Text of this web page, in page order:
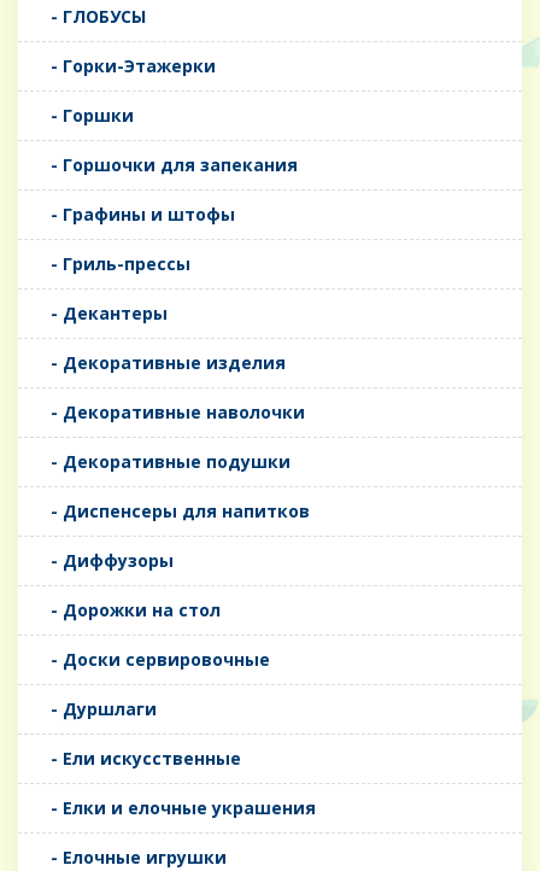
- ГЛОБУСЫ
- Горки-Этажерки
- Горшки
- Горшочки для запекания
- Графины и штофы
- Гриль-прессы
- Декантеры
- Декоративные изделия
- Декоративные наволочки
- Декоративные подушки
- Диспенсеры для напитков
- Диффузоры
- Дорожки на стол
- Доски сервировочные
- Дуршлаги
- Ели искусственные
- Елки и елочные украшения
- Елочные игрушки